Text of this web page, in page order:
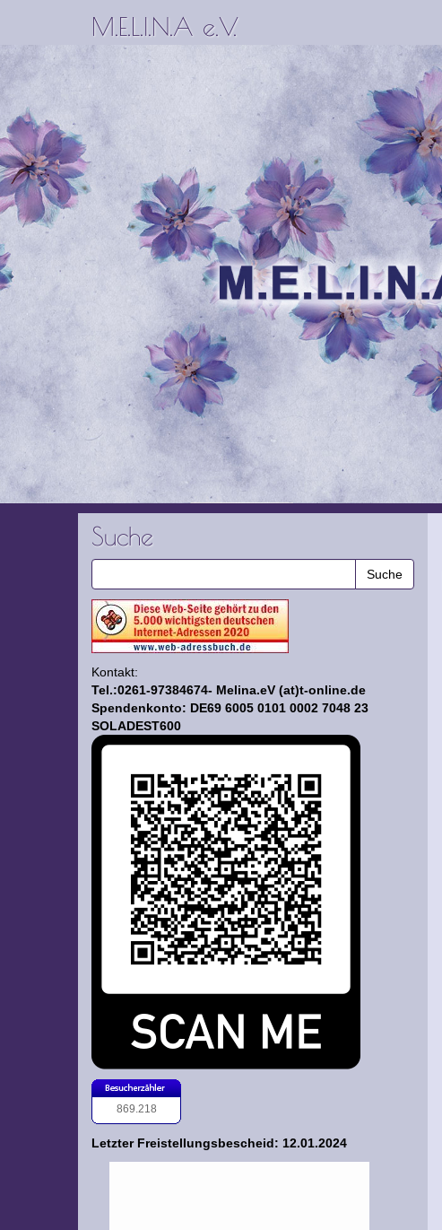
M.E.L.I.N.A e.V.
Suche
Kontakt:
Tel.:0261-97384674- Melina.eV (at)t-online.de
Spendenkonto: DE69 6005 0101 0002 7048 23
SOLADEST600
869.218
Letzter Freistellungsbescheid: 12.01.2024